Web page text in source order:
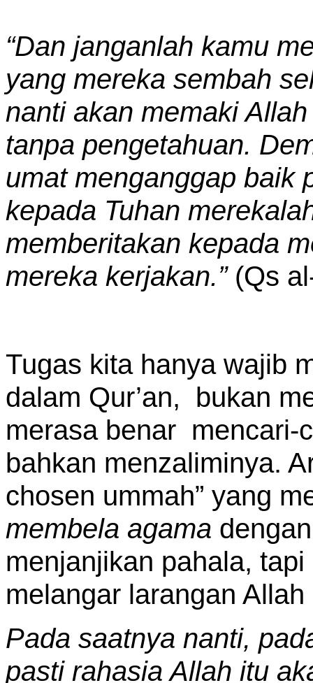
“Dan janganlah kamu
yang mereka sembah
nanti akan memaki
tanpa pengetahuan.
umat menganggap baik
kepada Tuhan
memberitakan kepada
mereka kerjakan.”(Qs
Tugas kita hanya wajib
dalam Qur’an, bukan
merasa benar mencari-
bahkan menzaliminya.
chosen ummah” yang
membela agama
menjanjikan pahala,
melangar larangan
Pada saatnya nanti,
pasti rahasia Allah itu